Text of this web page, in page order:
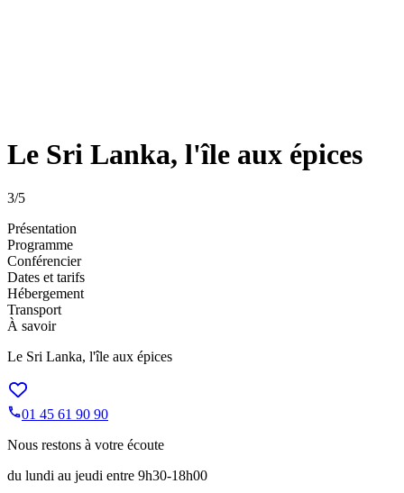
Le Sri Lanka, l'île aux épices
3/5
Présentation
Programme
Conférencier
Dates et tarifs
Hébergement
Transport
À savoir
Le Sri Lanka, l'île aux épices
01 45 61 90 90
Nous restons à votre écoute
du lundi au jeudi entre 9h30-18h00